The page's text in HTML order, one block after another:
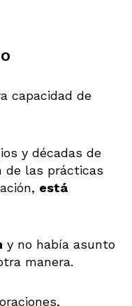
capacidad de
y décadas de
de las prácticas
está
y no había asunto
manera.